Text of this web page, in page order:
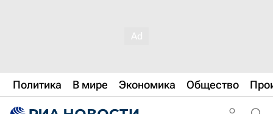
Политика В мире Экономика Общество